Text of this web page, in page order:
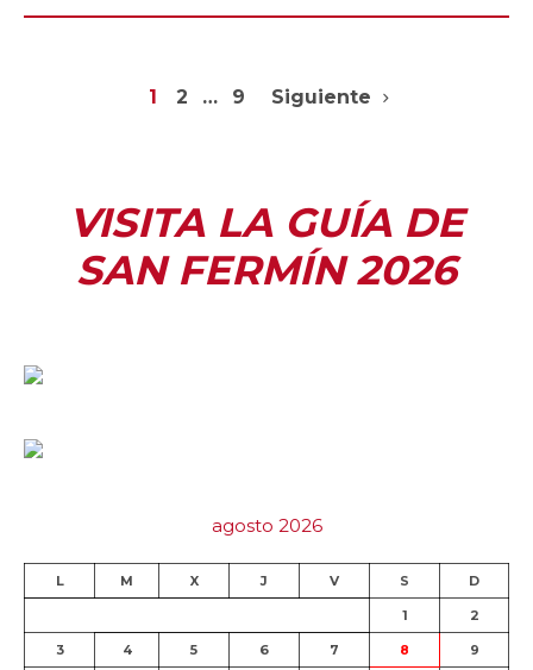
1 2 … 9 Siguiente
VISITA LA GUÍA DE
SAN FERMÍN 2026
agosto 2026
L M X J V S D
1 2
3 4 5 6 7 8 9